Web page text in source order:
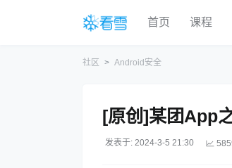
首页 课程
社区 Android安全
[原创]某团App
发表于: 2024-3-5 21:30